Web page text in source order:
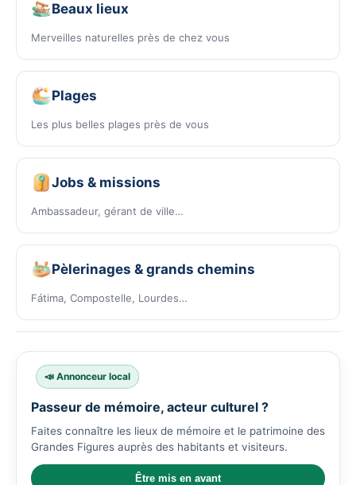
Beaux lieux
Merveilles naturelles près de chez vous
Plages
Les plus belles plages près de vous
Jobs & missions
Ambassadeur, gérant de ville…
Pèlerinages & grands chemins
Fátima, Compostelle, Lourdes…
📣 Annonceur local
Passeur de mémoire, acteur culturel ?
Faites connaître les lieux de mémoire et le patrimoine des
Grandes Figures auprès des habitants et visiteurs.
Être mis en avant